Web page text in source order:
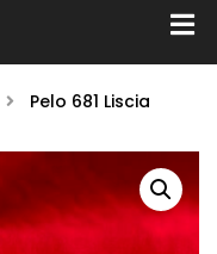
Pelo 681 Liscia